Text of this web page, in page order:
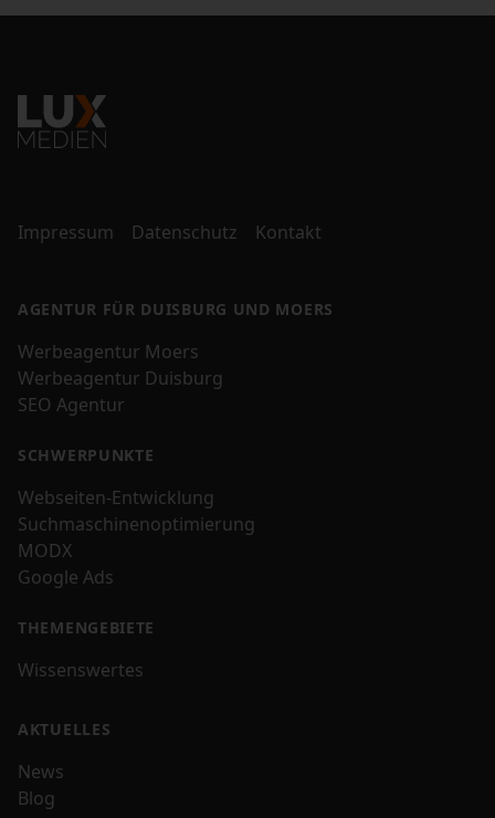
Impressum Datenschutz Kontakt
AGENTUR FÜR DUISBURG UND MOERS
Werbeagentur Moers
Werbeagentur Duisburg
SEO Agentur
SCHWERPUNKTE
Webseiten-Entwicklung
Suchmaschinenoptimierung
MODX
Google Ads
THEMENGEBIETE
Wissenswertes
AKTUELLES
News
Blog